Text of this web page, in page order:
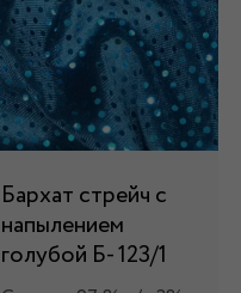
Бархат стрейч с
напылением
голубой Б- 123/1